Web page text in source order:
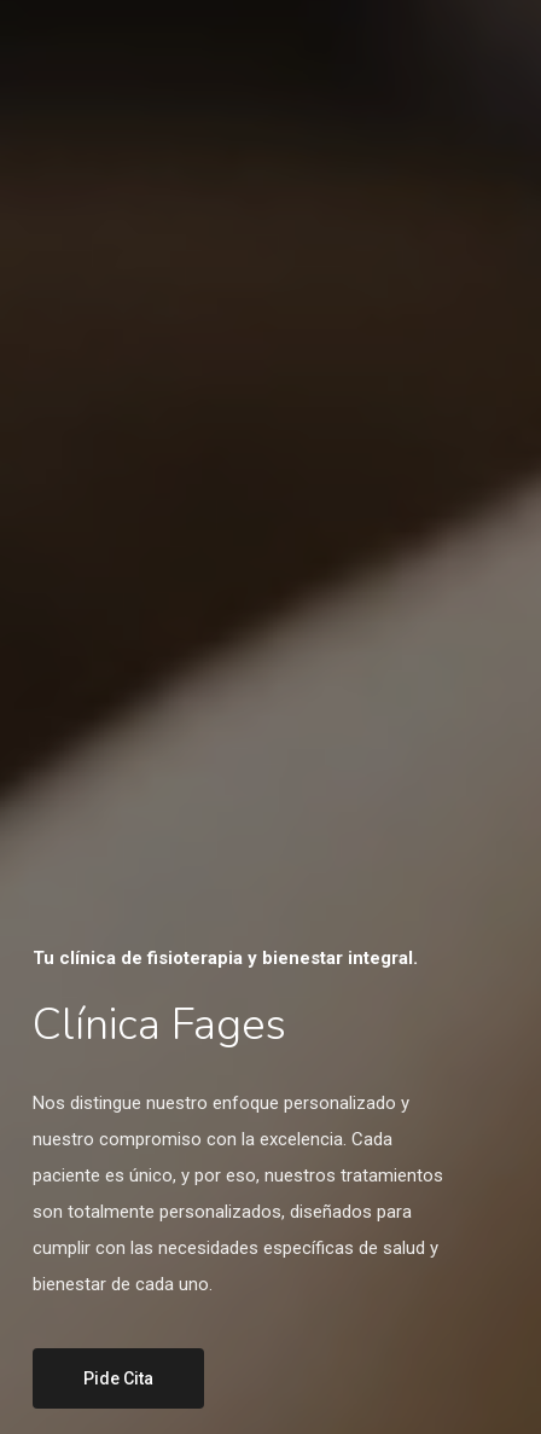
Tu clínica de fisioterapia y bienestar integral.
Clínica Fages
Nos distingue nuestro enfoque personalizado y
nuestro compromiso con la excelencia. Cada
paciente es único, y por eso, nuestros tratamientos
son totalmente personalizados, diseñados para
cumplir con las necesidades específicas de salud y
bienestar de cada uno.
Pide Cita